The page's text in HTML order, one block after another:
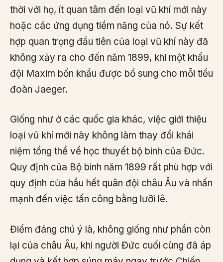
thời với họ, ít quan tâm đến loại vũ khí mới này
hoặc các ứng dụng tiềm năng của nó. Sự kết
hợp quan trọng đầu tiên của loại vũ khí này đã
không xảy ra cho đến năm 1899, khi một khẩu
đội Maxim bốn khẩu được bổ sung cho mỗi tiểu
đoàn Jaeger.
Giống như ở các quốc gia khác, việc giới thiệu
loại vũ khí mới này không làm thay đổi khái
niệm tổng thể về học thuyết bộ binh của Đức.
Quy định của Bộ binh năm 1899 rất phù hợp với
quy định của hầu hết quân đội châu Âu và nhấn
mạnh đến việc tấn công bằng lưỡi lê.
Điểm đáng chú ý là, không giống như phần còn
lại của châu Âu, khi người Đức cuối cùng đã áp